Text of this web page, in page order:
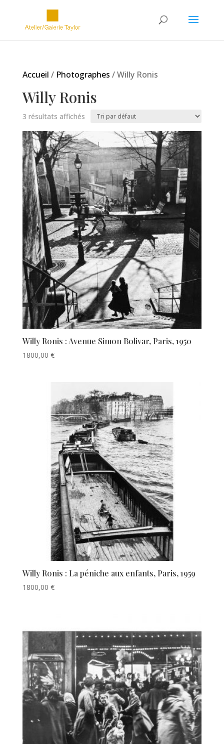
Accueil / Photographes / Willy Ronis
Willy Ronis
3 résultats affichés
Willy Ronis : Avenue Simon Bolivar, Paris, 1950
1800,00 €
Willy Ronis : La péniche aux enfants, Paris, 1959
1800,00 €